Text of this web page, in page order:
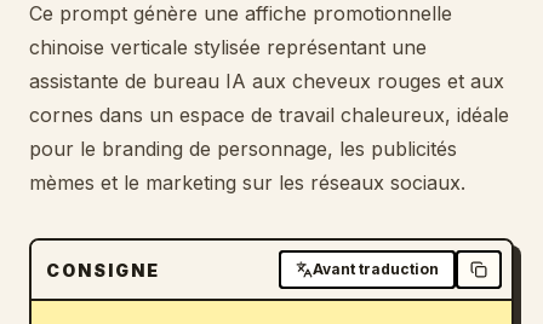
Invites
Tarifs
Télécharger
Blog
Ce prompt génère une affiche promotionnelle
chinoise verticale stylisée représentant une
assistante de bureau IA aux cheveux rouges et aux
cornes dans un espace de travail chaleureux, idéale
pour le branding de personnage, les publicités
mèmes et le marketing sur les réseaux sociaux.
CONSIGNE Avant traduction